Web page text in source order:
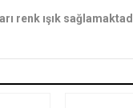
renk ışık